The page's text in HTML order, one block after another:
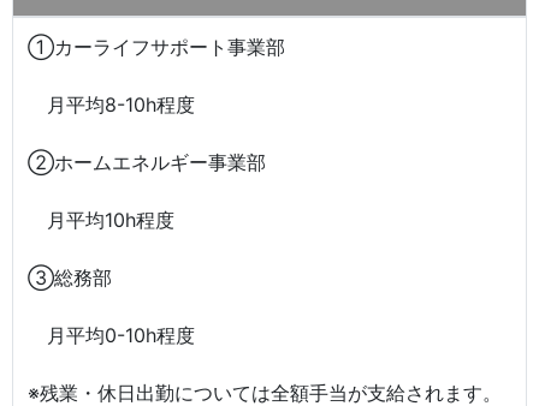
①カーライフサポート事業部
月平均8-10h程度
②ホームエネルギー事業部
月平均10h程度
③総務部
月平均0-10h程度
※残業・休日出勤については全額手当が支給されます。